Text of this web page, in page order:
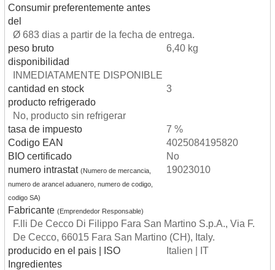
Consumir preferentemente antes
del
Ø 683 dias a partir de la fecha de entrega.
peso bruto
6,40 kg
disponibilidad
INMEDIATAMENTE DISPONIBLE
cantidad en stock
3
producto refrigerado
No, producto sin refrigerar
tasa de impuesto
7 %
Codigo EAN
4025084195820
BIO certificado
No
numero intrastat (Numero de mercancia,
numero de arancel aduanero, numero de codigo,
codigo SA)
19023010
Fabricante (Emprendedor Responsable)
F.lli De Cecco Di Filippo Fara San Martino S.p.A., Via F.
De Cecco, 66015 Fara San Martino (CH), Italy.
producido en el pais | ISO
Italien | IT
Ingredientes